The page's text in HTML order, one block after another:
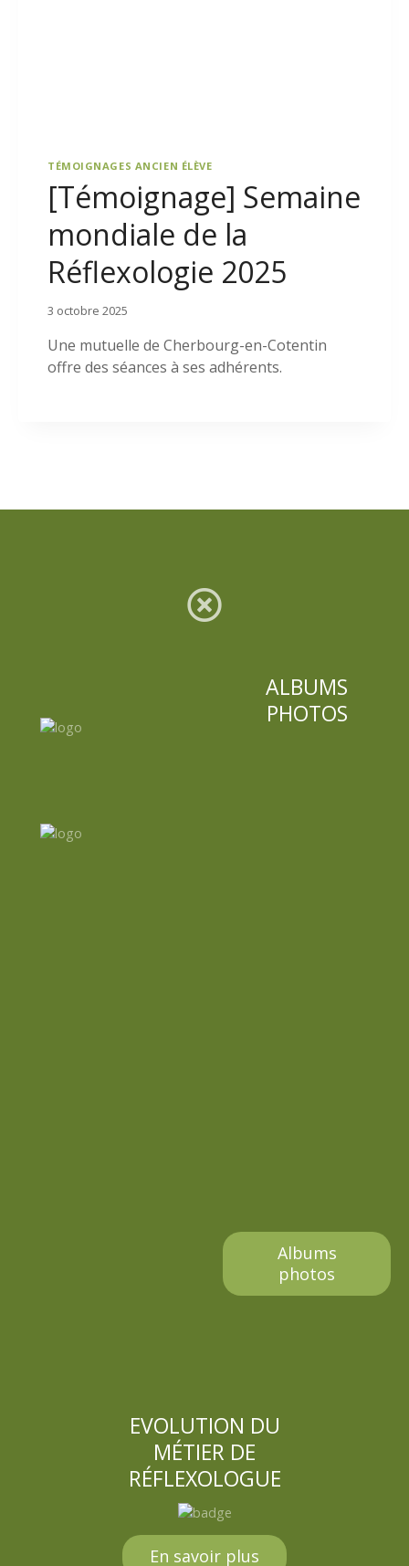
TÉMOIGNAGES ANCIEN ÉLÈVE
[Témoignage] Semaine
mondiale de la
Réflexologie 2025
3 octobre 2025
Une mutuelle de Cherbourg-en-Cotentin
offre des séances à ses adhérents.
ALBUMS
PHOTOS
Albums
photos
EVOLUTION DU
MÉTIER DE
RÉFLEXOLOGUE
En savoir plus